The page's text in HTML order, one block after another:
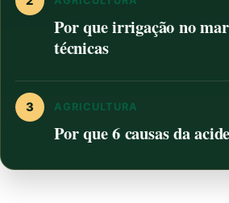
Por que irrigação no
técnicas
3 AGRICULTURA
Por que 6 causas da